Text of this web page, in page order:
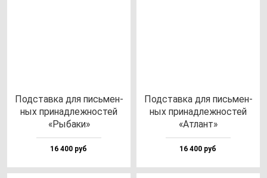
Под­став­ка для пись­мен­
ных при­над­леж­нос­тей
«Рыба­ки»
16 400 руб
Под­став­ка для пись­мен­
ных при­над­леж­нос­тей
«Атлант»
16 400 руб